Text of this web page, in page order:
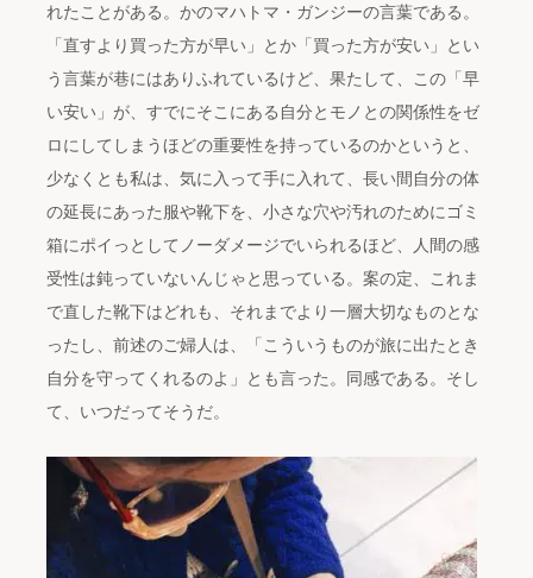
れたことがある。かのマハトマ・ガンジーの言葉である。
「直すより買った方が早い」とか「買った方が安い」とい
う言葉が巷にはありふれているけど、果たして、この「早
い安い」が、すでにそこにある自分とモノとの関係性をゼ
ロにしてしまうほどの重要性を持っているのかというと、
少なくとも私は、気に入って手に入れて、長い間自分の体
の延長にあった服や靴下を、小さな穴や汚れのためにゴミ
箱にポイっとしてノーダメージでいられるほど、人間の感
受性は鈍っていないんじゃと思っている。案の定、これま
で直した靴下はどれも、それまでより一層大切なものとな
ったし、前述のご婦人は、「こういうものが旅に出たとき
自分を守ってくれるのよ」とも言った。同感である。そし
て、いつだってそうだ。